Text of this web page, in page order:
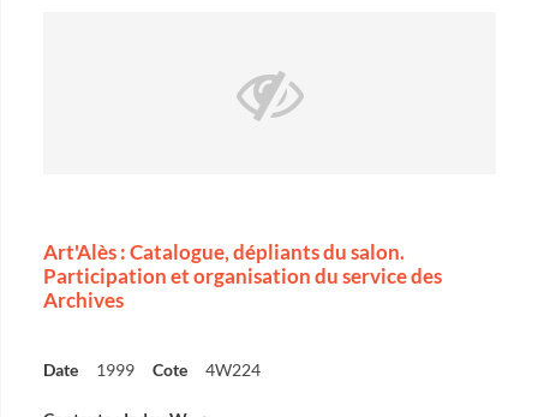
Art'Alès : Catalogue, dépliants du salon.
Participation et organisation du service des
Archives
Date 1999 Cote 4W224